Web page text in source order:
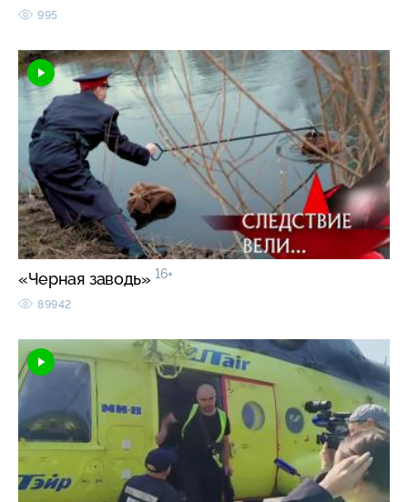
995
«Черная заводь» 16+
89942